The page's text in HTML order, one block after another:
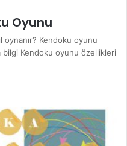
Oyunu
oynanır? Kendoku oyunu
bilgi Kendoku oyunu özellikleri